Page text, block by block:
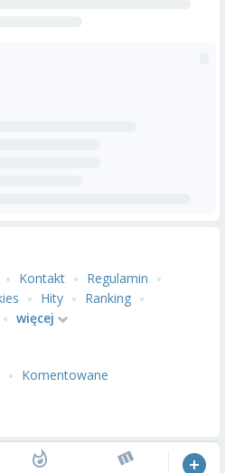
Kontakt
Regulamin
Hity
Ranking
więcej
Komentowane